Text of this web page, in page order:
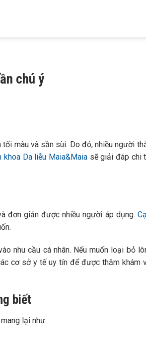
chú ý
màu và sần sùi. Do đó, nhiều người
khoa Da liễu Maia&Maia sẽ giải đáp chi
đơn giản được nhiều người áp dụng.
nhu cầu cá nhân. Nếu muốn loại bỏ
cơ sở y tế uy tín để được thăm khám
biết
lại như: